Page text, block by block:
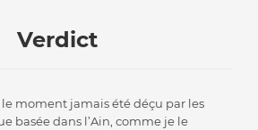
Verdict
le moment jamais été déçu par les
basée dans l’Ain, comme je le